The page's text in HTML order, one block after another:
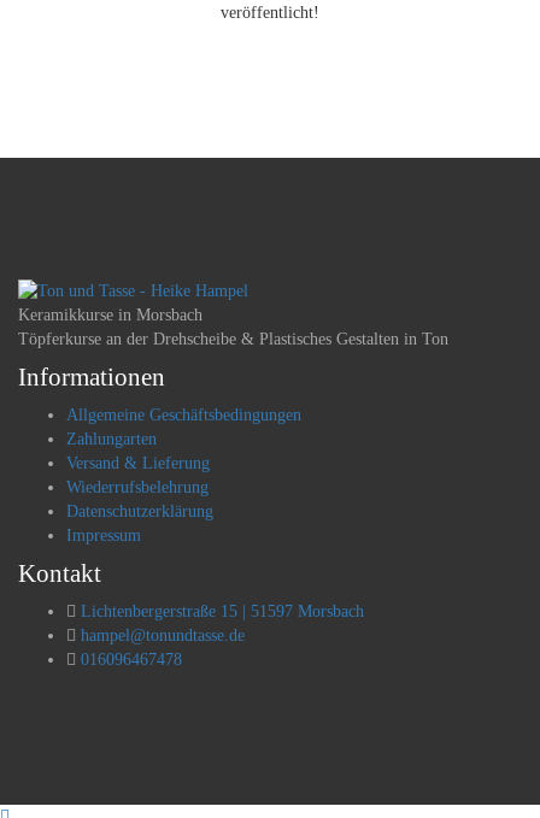
veröffentlicht!
Keramikkurse in Morsbach
Töpferkurse an der Drehscheibe & Plastisches Gestalten in Ton
Informationen
Allgemeine Geschäftsbedingungen
Zahlungarten
Versand & Lieferung
Wiederrufsbelehrung
Datenschutzerklärung
Impressum
Kontakt
Lichtenbergerstraße 15 | 51597 Morsbach
hampel@tonundtasse.de
016096467478